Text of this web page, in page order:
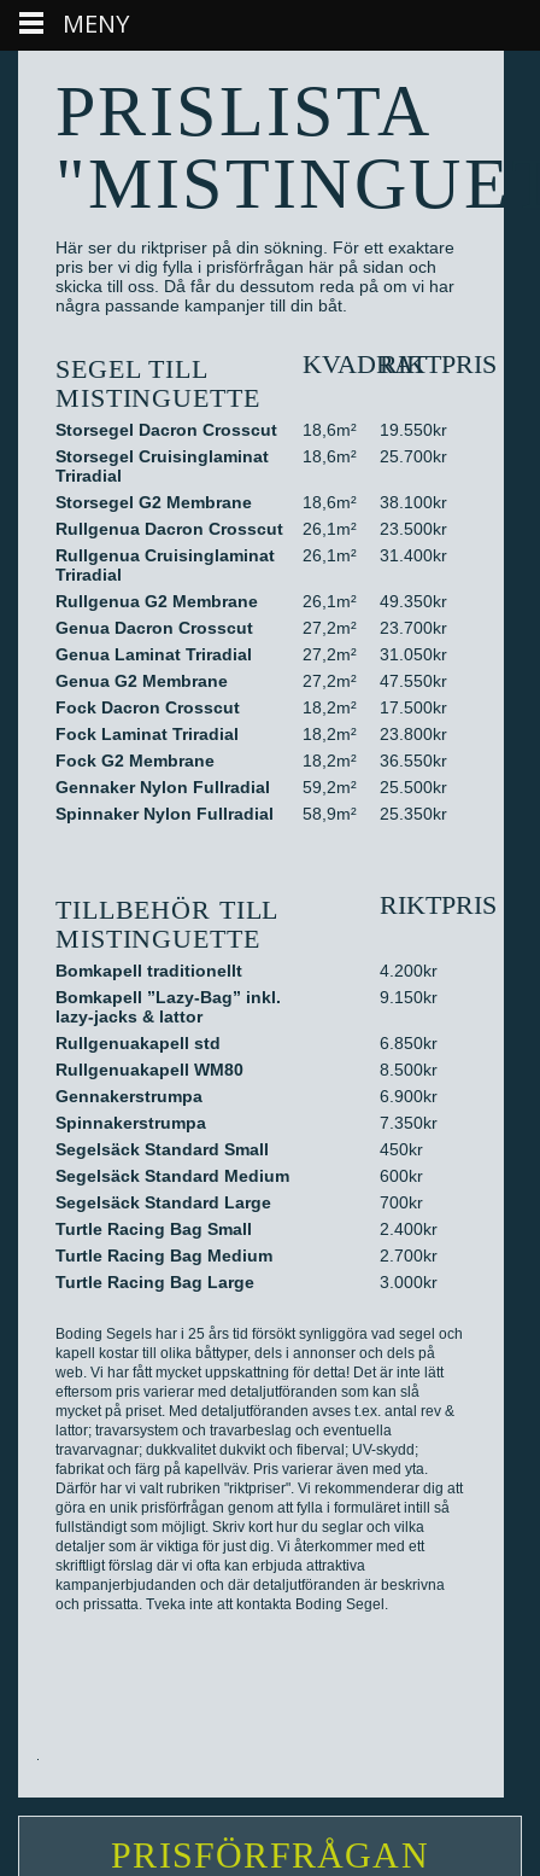
PRISLISTA
Här ser du riktpriser på din sökning. För ett exaktare
pris ber vi dig fylla i prisförfrågan här på sidan och
skicka till oss. Då får du dessutom reda på om vi har
några passande kampanjer till din båt.
SEGEL TILL
MISTINGUETTE
KVADRATRIKTPRIS
Storsegel Dacron Crosscut 18,6m²
19.550kr
Storsegel Cruisinglaminat
Triradial
18,6m² 25.700kr
Storsegel G2 Membrane 18,6m²
38.100kr
Rullgenua Dacron Crosscut
26,1m²
23.500kr
Rullgenua Cruisinglaminat
Triradial
26,1m² 31.400kr
Rullgenua G2 Membrane 26,1m²
49.350kr
Genua Dacron Crosscut
27,2m²
23.700kr
Genua Laminat Triradial
27,2m²
31.050kr
Genua G2 Membrane
27,2m²
47.550kr
Fock Dacron Crosscut
18,2m²
17.500kr
Fock Laminat Triradial
18,2m²
23.800kr
Fock G2 Membrane
18,2m²
36.550kr
Gennaker Nylon Fullradial
59,2m²
25.500kr
Spinnaker Nylon Fullradial
58,9m² 25.350kr
TILLBEHÖR TILL
MISTINGUETTE
RIKTPRIS
Bomkapell traditionellt
4.200kr
Bomkapell ”Lazy-Bag” inkl.
lazy-jacks & lattor
9.150kr
Rullgenuakapell std
6.850kr
Rullgenuakapell WM80
8.500kr
Gennakerstrumpa
6.900kr
Spinnakerstrumpa
7.350kr
Segelsäck Standard Small
450kr
Segelsäck Standard Medium
600kr
Segelsäck Standard Large
700kr
Turtle Racing Bag Small
2.400kr
Turtle Racing Bag Medium
2.700kr
Turtle Racing Bag Large
3.000kr
Boding Segels har i 25 års tid försökt synliggöra vad segel och
kapell kostar till olika båttyper, dels i annonser och dels på
web. Vi har fått mycket uppskattning för detta! Det är inte lätt
eftersom pris varierar med detaljutföranden som kan slå
mycket på priset. Med detaljutföranden avses t.ex. antal rev &
lattor; travarsystem och travarbeslag och eventuella
travarvagnar; dukkvalitet dukvikt och fiberval; UV-skydd;
fabrikat och färg på kapellväv. Pris varierar även med yta.
Därför har vi valt rubriken "riktpriser". Vi rekommenderar dig att
göra en unik prisförfrågan genom att fylla i formuläret intill så
fullständigt som möjligt. Skriv kort hur du seglar och vilka
detaljer som är viktiga för just dig. Vi återkommer med ett
skriftligt förslag där vi ofta kan erbjuda attraktiva
kampanjerbjudanden och där detaljutföranden är beskrivna
och prissatta. Tveka inte att kontakta Boding Segel.
PRISFÖRFRÅGAN
MENY